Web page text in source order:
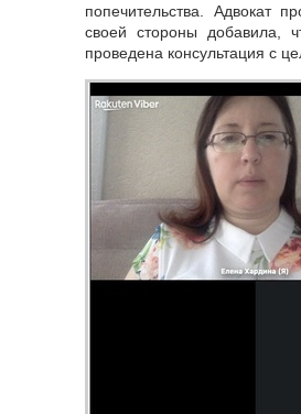
попечительства. Адвокат
своей стороны добавила,
проведена консультация с